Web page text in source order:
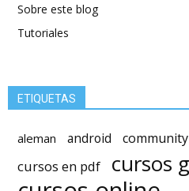
Sobre este blog
Tutoriales
ETIQUETAS
aleman android
cursos en pdf cursos